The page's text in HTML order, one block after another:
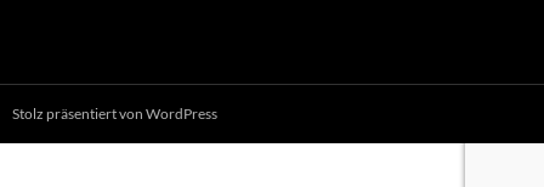
Stolz präsentiert von WordPress